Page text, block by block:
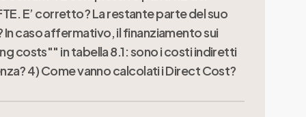
E’ corretto? La restante parte del suo
caso affermativo, il finanziamento sui
costs"" in tabella 8.1: sono i costi indiretti
4) Come vanno calcolati i Direct Cost?